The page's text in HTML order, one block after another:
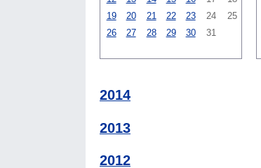
19
20 21 22 23 24
25
26
27 28 29 30 31
2014
2013
2012